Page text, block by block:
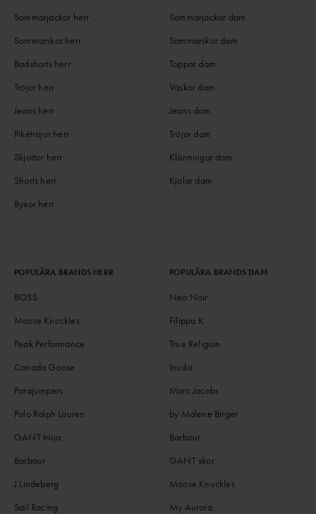
Sommarjackor herr
Sommarskor herr
Badshorts herr
Tröjor herr
Jeans herr
Pikétröjor herr
Skjortor herr
Shorts herr
Byxor herr
Sommarjackor dam
Sommarskor dam
Toppar dam
Väskor dam
Jeans dam
Tröjor dam
Klänningar dam
Kjolar dam
POPULÄRA BRANDS HERR
BOSS
Moose Knuckles
Peak Performance
Canada Goose
Parajumpers
Polo Ralph Lauren
GANT tröja
Barbour
J.Lindeberg
Sail Racing
POPULÄRA BRANDS DAM
Neo Noir
Filippa K
True Religion
Inuikii
Marc Jacobs
by Malene Birger
Barbour
GANT skor
Moose Knuckles
My Aurora